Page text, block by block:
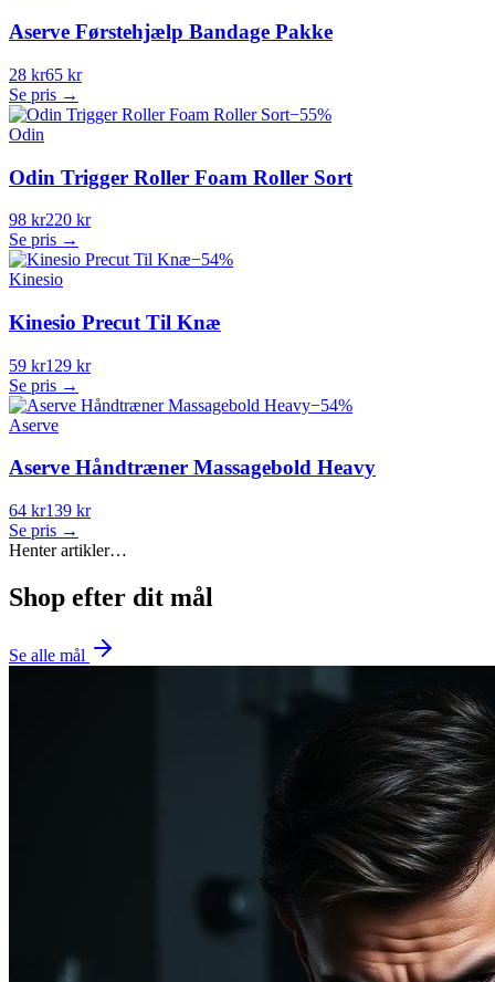
Aserve Førstehjælp Bandage Pakke
28 kr65 kr
Se pris →
−55%
Odin
Odin Trigger Roller Foam Roller Sort
98 kr220 kr
Se pris →
−54%
Kinesio
Kinesio Precut Til Knæ
59 kr129 kr
Se pris →
−54%
Aserve
Aserve Håndtræner Massagebold Heavy
64 kr139 kr
Se pris →
Henter artikler…
Shop efter dit mål
Se alle mål